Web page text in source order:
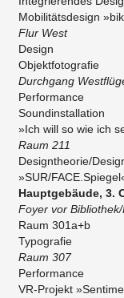
Mobilitätsdesign
Flur West
Design
Objektfotografie
Durchgang
Performance
Soundinstallation
»Ich will so wie ich
Raum 211
Designtheorie/
»SUR/
Hauptgebäude, 3.
Foyer vor
Raum 301a+b
Typografie
Raum 307
Performance
VR-Projekt